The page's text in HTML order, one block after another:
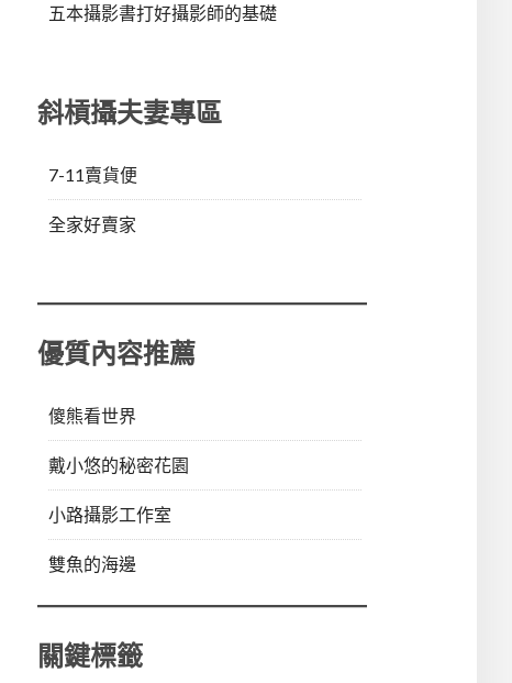
五本攝影書打好攝影師的基礎
斜槓攝夫妻專區
7-11賣貨便
全家好賣家
優質內容推薦
傻熊看世界
戴小悠的秘密花園
小路攝影工作室
雙魚的海邊
關鍵標籤